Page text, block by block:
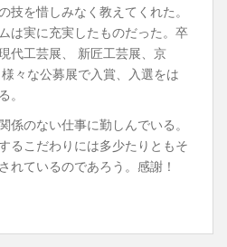
技を惜しみなく教えてくれた。
は実に充実したものだった。卒
代工芸展、 新匠工芸展、京
々な公募展で入賞、入選をは
。
係のない仕事に勤しんでいる。
るこだわりには多少たりともそ
れているのであろう。感謝！